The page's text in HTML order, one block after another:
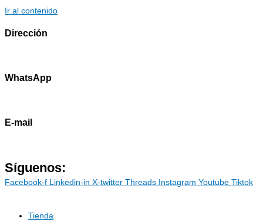
Ir al contenido
Dirección
WhatsApp
E-mail
Síguenos:
Facebook-f Linkedin-in X-twitter Threads Instagram Youtube Tiktok
Tienda